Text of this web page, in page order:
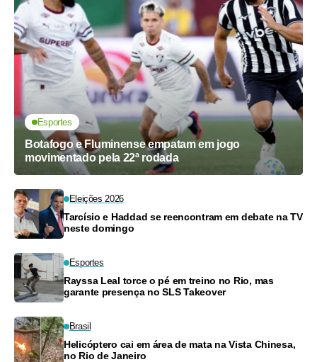
Esportes
Botafogo e Fluminense empatam em jogo
movimentado pela 22ª rodada
Eleições 2026
Tarcísio e Haddad se reencontram em debate na TV
neste domingo
Esportes
Rayssa Leal torce o pé em treino no Rio, mas
garante presença no SLS Takeover
Brasil
Helicóptero cai em área de mata na Vista Chinesa,
no Rio de Janeiro